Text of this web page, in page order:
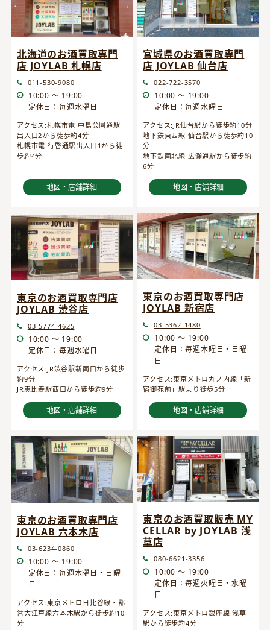
北海道のお酒買取専門
店 JOYLAB 札幌店
011-530-9080
10:00 ～ 19:00
定休日：毎週水曜日
アクセス:札幌市電 中島公園通駅
出入口2から徒歩約4分
札幌市電 行啓通駅出入口1から徒
歩約4分
地図・店舗詳細
宮城県のお酒買取専門
店 JOYLAB 仙台店
022-722-3570
10:00 ～ 19:00
定休日：毎週水曜日
アクセス:JR仙台駅から徒歩約10分
地下鉄東西線 仙台駅から徒歩約10
分
地下鉄南北線 広瀬通駅から徒歩約
6分
地図・店舗詳細
東京のお酒買取専門店
JOYLAB 渋谷店
03-5774-4625
10:00 ～ 19:00
定休日：毎週水曜日
アクセス:JR渋谷駅新南口から徒歩
約9分
JR恵比寿駅西口から徒歩約9分
地図・店舗詳細
東京のお酒買取専門店
JOYLAB 新宿店
03-5362-1480
10:00 ～ 19:00
定休日：毎週木曜日・日曜
日
アクセス:東京メトロ丸ノ内線「新
宿御苑前」駅より徒歩5分
地図・店舗詳細
東京のお酒買取専門店
JOYLAB 六本木店
03-6234-0860
10:00 ～ 19:00
定休日：毎週木曜日・日曜
日
アクセス:東京メトロ日比谷線・都
営大江戸線六本木駅から徒歩約10
分
東京のお酒買取販売 MY
CELLAR by JOYLAB 浅
草店
080-6621-3356
10:00 ～ 19:00
定休日：毎週火曜日・水曜
日
アクセス:東京メトロ銀座線 浅草
駅から徒歩約4分